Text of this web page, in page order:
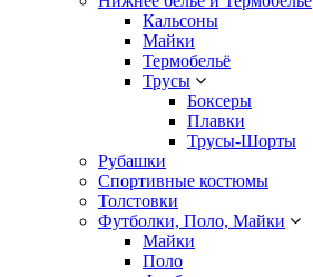
Кальсоны
Майки
Термобельё
Трусы
Боксеры
Плавки
Трусы-Шорты
Рубашки
Спортивные костюмы
Толстовки
Футболки, Поло, Майки
Майки
Поло